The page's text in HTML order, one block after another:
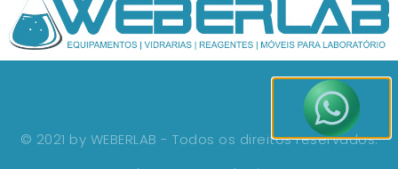
© 2021 by WEBERLAB - Todos os direitos reservados.